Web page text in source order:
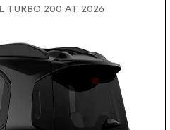
TURBO 200 AT 2026